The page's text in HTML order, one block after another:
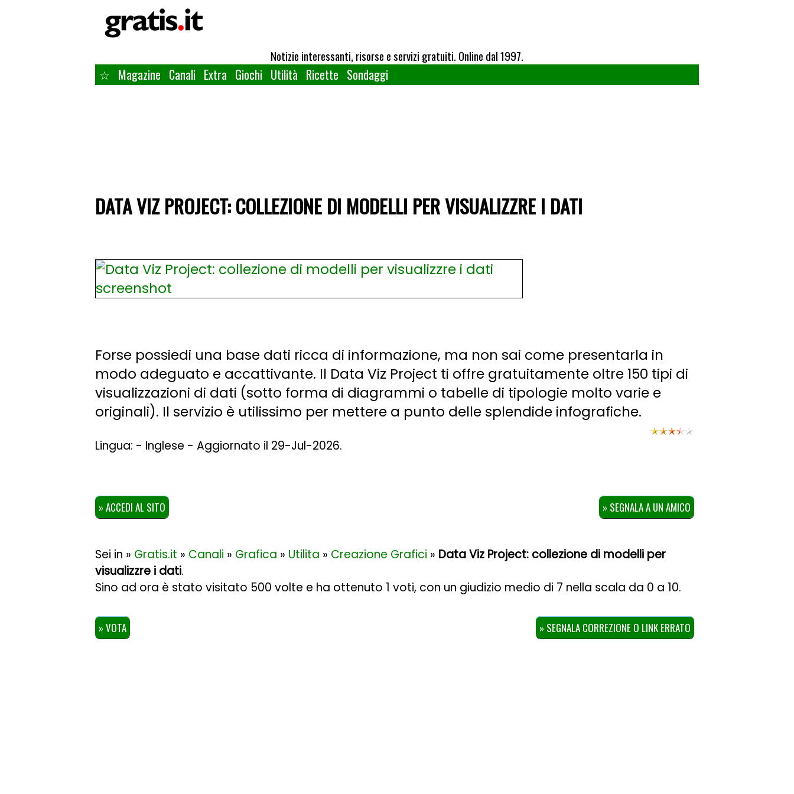
Notizie interessanti, risorse e servizi gratuiti. Online dal 1997.
☆ Magazine Canali Extra Giochi Utilità Ricette Sondaggi
DATA VIZ PROJECT: COLLEZIONE DI MODELLI PER VISUALIZZRE I DATI
Forse possiedi una base dati ricca di informazione, ma non sai come presentarla in
modo adeguato e accattivante. Il Data Viz Project ti offre gratuitamente oltre 150 tipi di
visualizzazioni di dati (sotto forma di diagrammi o tabelle di tipologie molto varie e
originali). Il servizio è utilissimo per mettere a punto delle splendide infografiche.
Lingua: - Inglese - Aggiornato il 29-Jul-2026.
» ACCEDI AL SITO » SEGNALA A UN AMICO
Sei in » Gratis.it » Canali » Grafica » Utilita » Creazione Grafici » Data Viz Project: collezione di modelli per
visualizzre i dati.
Sino ad ora è stato visitato 500 volte e ha ottenuto 1 voti, con un giudizio medio di 7 nella scala da 0 a 10.
» VOTA » SEGNALA CORREZIONE O LINK ERRATO